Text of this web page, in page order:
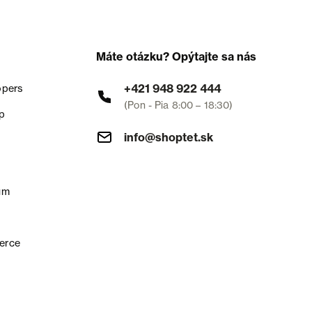
Máte otázku? Opýtajte sa nás
+421 948 922 444
(Pon - Pia 8:00 – 18:30)
info@shoptet.sk